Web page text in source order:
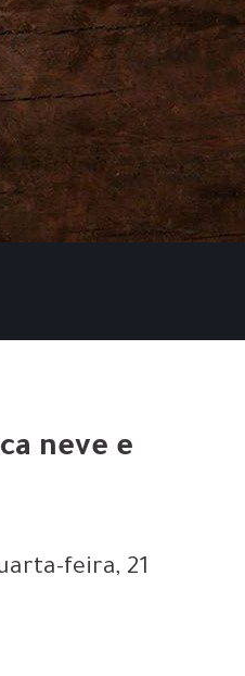
neve e
feira, 21